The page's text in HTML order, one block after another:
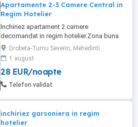
Apartamente 2-3 Camere Central in
Regim Hotelier
Inchiriez apartament 2 camere
decomandat in regim hotelier.Zona buna
Apartamentul este intretinut si dispune de
apa calda non-stop, frigider, aragaz,
masina de spalat si wifi gratuit. Mai multe
detalii la telefon. Pretul variaza in functie
de numarul de persoane si de numarul de
Drobeta-Turnu Severin, Mehedinti
1 august
28 EUR/noapte
Telefon validat
inchiriez garsoniera in regim
hotelier